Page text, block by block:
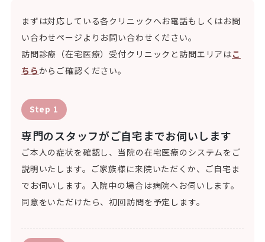
まずは対応している各クリニックへお電話もしくはお問
い合わせページよりお問い合わせください。
訪問診療（在宅医療）受付クリニックと訪問エリアはこ
ちらからご確認ください。
Step 1
専門のスタッフがご自宅までお伺いします
ご本人の症状を確認し、当院の在宅医療のシステムをご
説明いたします。ご家族様に来院いただくか、ご自宅ま
でお伺いします。入院中の場合は病院へお伺いします。
同意をいただけたら、初回訪問を予定します。